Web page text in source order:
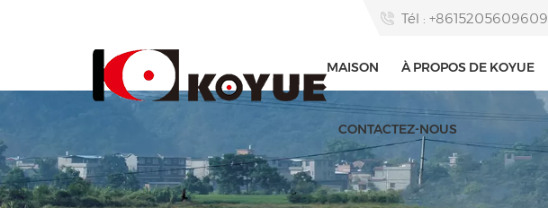
Tél : +8615205609609
MAISON À PROPOS DE KOYUE
CONTACTEZ-NOUS